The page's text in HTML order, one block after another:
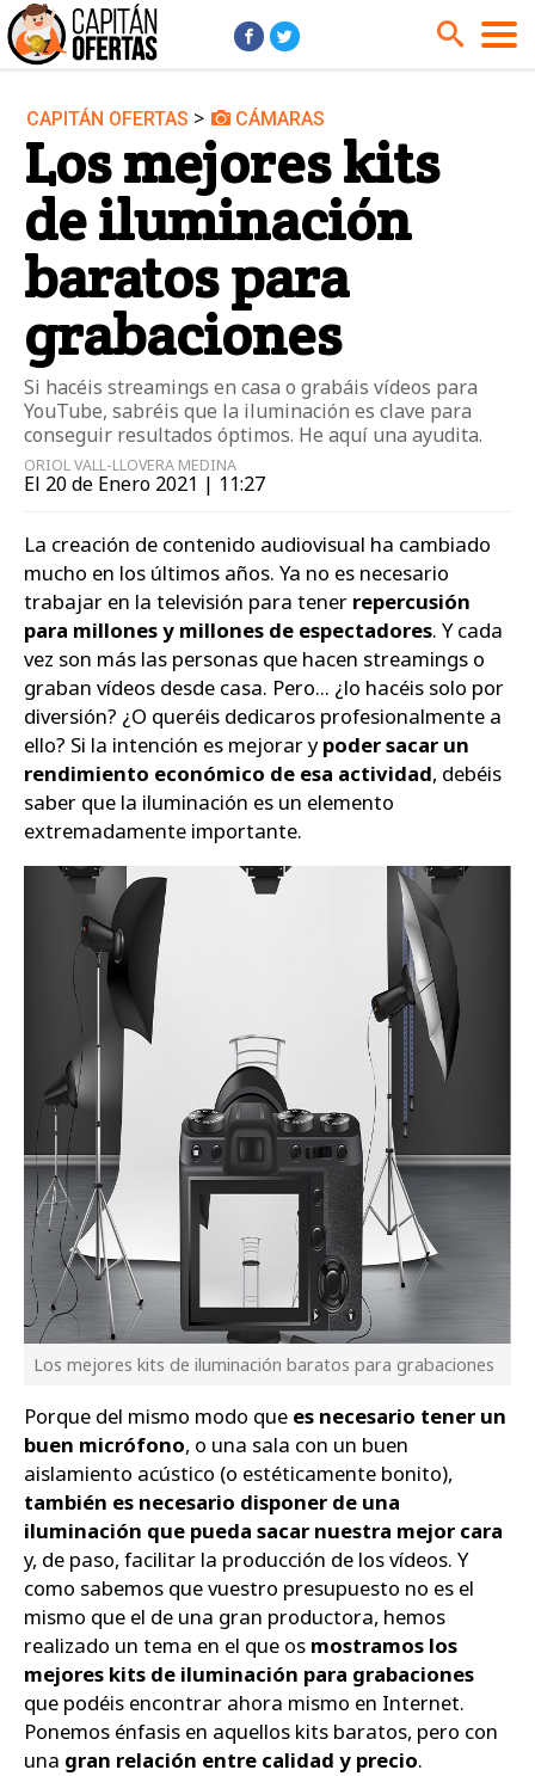
Audio y Música
Cámaras
Cine y Series
Coches
Deportes
Financiero
Hogar
Hoteles
Jardín
Juguetes
Libros
Moda él
Móviles
Niños
Ordenadores
Tablets
Tecnología
Videojuegos
Vuelos
Zapatos
CAPITÁN OFERTAS > CÁMARAS
Los mejores kits
de iluminación
baratos para
grabaciones
Si hacéis streamings en casa o grabáis vídeos para
YouTube, sabréis que la iluminación es clave para
conseguir resultados óptimos. He aquí una ayudita.
ORIOL VALL-LLOVERA MEDINA
El 20 de Enero 2021 | 11:27
La creación de contenido audiovisual ha cambiado
mucho en los últimos años. Ya no es necesario
trabajar en la televisión para tener repercusión
para millones y millones de espectadores. Y cada
vez son más las personas que hacen streamings o
graban vídeos desde casa. Pero... ¿lo hacéis solo por
diversión? ¿O queréis dedicaros profesionalmente a
ello? Si la intención es mejorar ypoder sacar un
rendimiento económico de esa actividad, debéis
saber que la iluminación es un elemento
extremadamente importante.
Los mejores kits de iluminación baratos para grabaciones
Porque del mismo modo que es necesario tener un
buen micrófono, o una sala con un buen
aislamiento acústico (o estéticamente bonito),
también es necesario disponer de una
iluminación que pueda sacar nuestra mejor cara
y, de paso, facilitar la producción de los vídeos. Y
como sabemos que vuestro presupuesto no es el
mismo que el de una gran productora, hemos
realizado un tema en el que os mostramos los
mejores kits de iluminación para grabaciones
que podéis encontrar ahora mismo en Internet.
Ponemos énfasis en aquellos kits baratos, pero con
una gran relación entre calidad y precio.